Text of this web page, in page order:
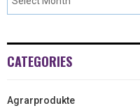
CATEGORIES
Agrarprodukte